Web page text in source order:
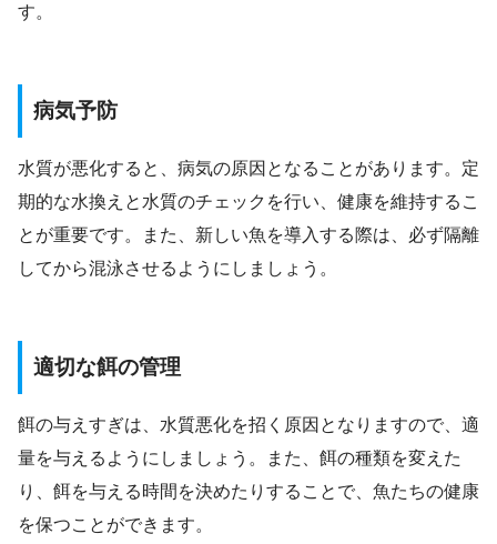
す。
病気予防
水質が悪化すると、病気の原因となることがあります。定
期的な水換えと水質のチェックを行い、健康を維持するこ
とが重要です。また、新しい魚を導入する際は、必ず隔離
してから混泳させるようにしましょう。
適切な餌の管理
餌の与えすぎは、水質悪化を招く原因となりますので、適
量を与えるようにしましょう。また、餌の種類を変えた
り、餌を与える時間を決めたりすることで、魚たちの健康
を保つことができます。